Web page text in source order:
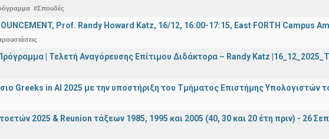
#Σπουδές
Prof. Randy Howard Katz, 16/12, 16:00-17:15, East FORTH Campus
| Τελετή Αναγόρευσης Επίτιμου Διδάκτορα – Randy Katz
Greeks in AI 2025 με την υποστήριξη του Τμήματος Επιστήμης Υπολογιστών
2025 & Reunion τάξεων 1985, 1995 και 2005 (40, 30 και 20 έτη πριν) - 26